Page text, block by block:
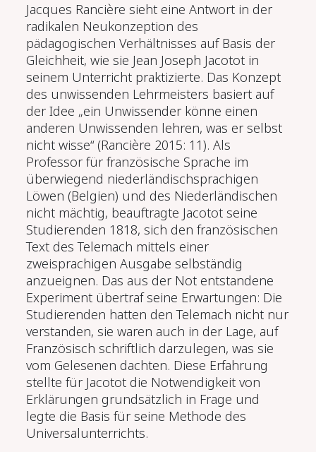
Jacques Rancière sieht eine Antwort in der
radikalen Neukonzeption des
pädagogischen Verhältnisses auf Basis der
Gleichheit, wie sie Jean Joseph Jacotot in
seinem Unterricht praktizierte. Das Konzept
des unwissenden Lehrmeisters basiert auf
der Idee „ein Unwissender könne einen
anderen Unwissenden lehren, was er selbst
nicht wisse“ (Rancière 2015: 11). Als
Professor für französische Sprache im
überwiegend niederländischsprachigen
Löwen (Belgien) und des Niederländischen
nicht mächtig, beauftragte Jacotot seine
Studierenden 1818, sich den französischen
Text desTelemach mittels einer
zweisprachigen Ausgabe selbständig
anzueignen. Das aus der Not entstandene
Experiment übertraf seine Erwartungen: Die
Studierenden hatten denTelemach nicht nur
verstanden, sie waren auch in der Lage, auf
Französisch schriftlich darzulegen, was sie
vom Gelesenen dachten. Diese Erfahrung
stellte für Jacotot die Notwendigkeit von
Erklärungen grundsätzlich in Frage und
legte die Basis für seine Methode des
Universalunterrichts.